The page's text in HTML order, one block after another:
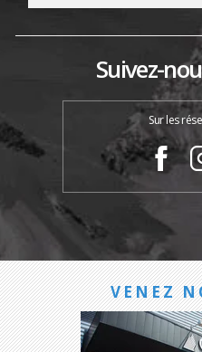
Suivez-
Sur les
VENEZ